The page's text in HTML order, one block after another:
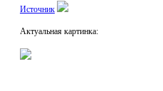
Источник
Актуальная картинка: